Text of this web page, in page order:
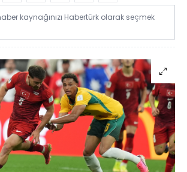
kaynağınızı Habertürk olarak seçmek